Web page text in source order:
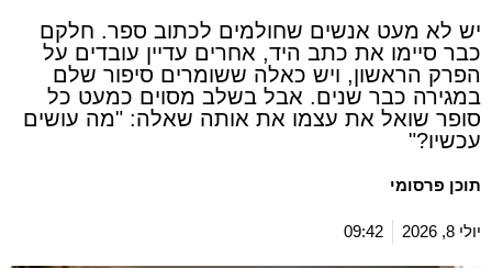
יש לא מעט אנשים שחולמים לכתוב ספר. חלקם
כבר סיימו את כתב היד, אחרים עדיין עובדים על
הפרק הראשון, ויש כאלה ששומרים סיפור שלם
במגירה כבר שנים. אבל בשלב מסוים כמעט כל
סופר שואל את עצמו את אותה שאלה: "מה עושים
עכשיו?"
תוכן פרסומי
יולי 8, 2026 09:42